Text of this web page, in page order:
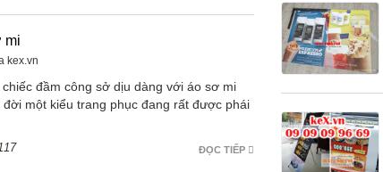
mi
kex.vn
đầm công sở dịu dàng với áo sơ mi
một kiểu trang phục đang rất được phái
ĐỌC TIẾP
117